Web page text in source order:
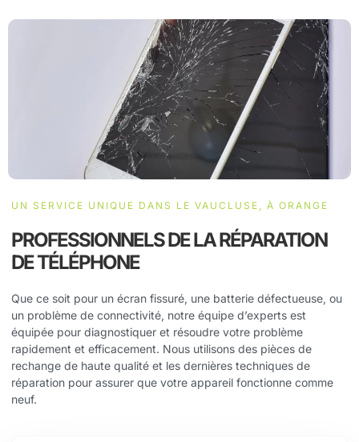
UN SERVICE UNIQUE DANS LE VAUCLUSE, À ORANGE
PROFESSIONNELS DE LA RÉPARATION
DE TÉLÉPHONE
Que ce soit pour un écran fissuré, une batterie défectueuse, ou
un problème de connectivité, notre équipe d’experts est
équipée pour diagnostiquer et résoudre votre problème
rapidement et efficacement. Nous utilisons des pièces de
rechange de haute qualité et les dernières techniques de
réparation pour assurer que votre appareil fonctionne comme
neuf.